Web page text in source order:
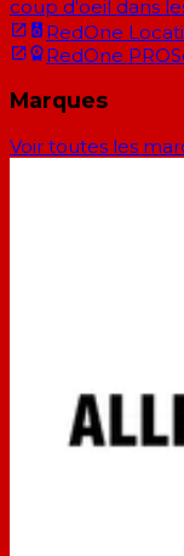
coup d'oeil dans
RedOne
RedOne PRO
Marques
Voir toutes les